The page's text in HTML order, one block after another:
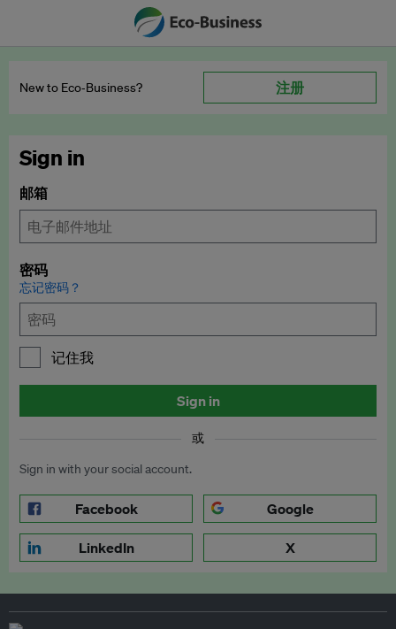
New to Eco‑Business? 注册
Sign in
邮箱
密码
忘记密码？
记住我
Sign in
或
Sign in with your social account.
Facebook Google
LinkedIn X